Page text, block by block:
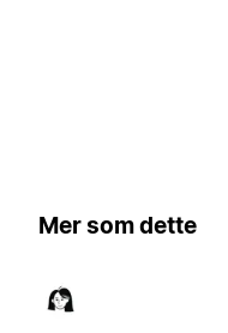
Mer som dette